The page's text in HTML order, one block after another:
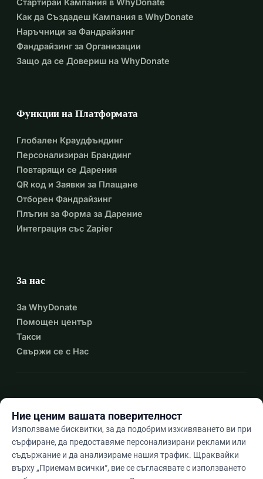
Стартирай Кампания в WhyDonate
Как да Създадеш Кампания в WhyDonate
Наръчници за Фандрайзинг
Фандрайзинг за Организации
Защо да се Довериш на WhyDonate
Функции на Платформата
Глобален Краудфъндинг
Персонализиран Брандинг
Повтарящи се Дарения
QR код и Заявки за Плащане
Отборен Фандрайзинг
Плъгин за Форма за Дарение
Интеграция със Zapier
За нас
За WhyDonate
Помощен център
Такси
Свържи се с Нас
Bgarrow_drop_down
Ние ценим вашата поверителност
Използваме бисквитки, за да подобрим изживяването ви при
сърфиране, да предоставяме персонализирани реклами или
съдържание и да анализираме нашия трафик. Щраквайки
върху „Приемам всички“, вие се съгласявате с използването